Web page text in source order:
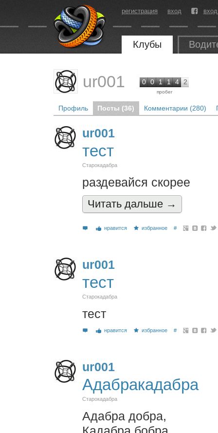
регистрация вход
Клубы
ur001 0 0 1 1 4 2
пробег
Профиль Посты (36) Комментарии (280)
ur001
тест
Старокадабра
раздевайся скорее
Читать дальшe →
нравится избранное #
ur001
тест
Старокадабра
тест
нравится избранное #
ur001
Адабракадабра
Старокадабра
Адабра добра,